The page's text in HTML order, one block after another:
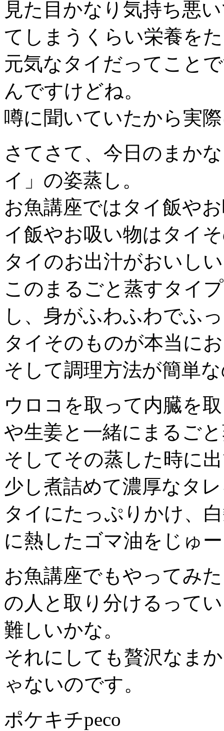
見た目かなり気持ち悪
てしまうくらい栄養を
元気なタイだってこと
んですけどね。
噂に聞いていたから実
さてさて、今日のまか
イ」の姿蒸し。
お魚講座ではタイ飯や
イ飯やお吸い物はタイ
タイのお出汁がおいし
このまるごと蒸すタイ
し、身がふわふわでふ
タイそのものが本当に
そして調理方法が簡単
ウロコを取って内臓を
や生姜と一緒にまるご
そしてその蒸した時に
少し煮詰めて濃厚なタ
タイにたっぷりかけ、
に熱したゴマ油をじゅ
お魚講座でもやってみ
の人と取り分けるって
難しいかな。
それにしても贅沢なま
ゃないのです。
ポケキチpeco